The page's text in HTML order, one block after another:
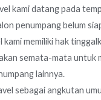
kami datang pada
penumpang belum
memiliki hak
semata-mata untuk
lainnya.
sebagai angkutan